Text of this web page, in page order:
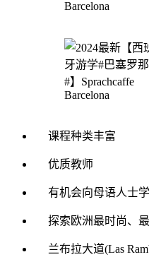
课程种类丰富
优质教师
有机会向母语人士
探索欧洲最时尚、
兰布拉大道(Las